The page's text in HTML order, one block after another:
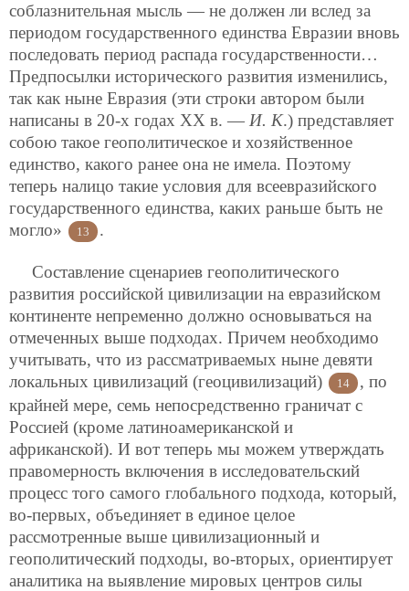
соблазнительная мысль — не должен ли вслед за
периодом государственного единства Евразии вновь
последовать период распада государственности…
Предпосылки исторического развития изменились,
так как ныне Евразия (эти строки автором были
написаны в 20-х годах ХХ в. — И. К.) представляет
собою такое геополитическое и хозяйственное
единство, какого ранее она не имела. Поэтому
теперь налицо такие условия для всеевразийского
государственного единства, каких раньше быть не
могло»
13 .
Составление сценариев геополитического
развития российской цивилизации на евразийском
континенте непременно должно основываться на
отмеченных выше подходах. Причем необходимо
учитывать, что из рассматриваемых ныне девяти
локальных цивилизаций (геоцивилизаций)
14
, по
крайней мере, семь непосредственно граничат с
Россией (кроме латиноамериканской и
африканской). И вот теперь мы можем утверждать
правомерность включения в исследовательский
процесс того самого глобального подхода, который,
во-первых, объединяет в единое целое
рассмотренные выше цивилизационный и
геополитический подходы, во-вторых, ориентирует
аналитика на выявление мировых центров силы